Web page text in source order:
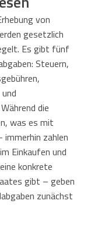
von
gesetzlich
Es gibt fünf
Steuern,
die
was es mit
zahlen
Einkaufen und
konkrete
gibt – geben
zunächst